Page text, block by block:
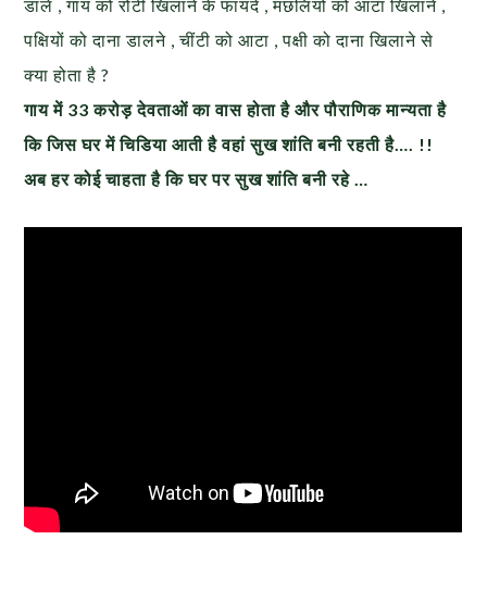
डालें , गाय को रोटी खिलाने के फायदे , मछलियों को आटा खिलाने ,
पक्षियों को दाना डालने , चींटी को आटा , पक्षी को दाना खिलाने से
क्या होता है ?
गाय में 33 करोड़ देवताओं का वास होता है और पौराणिक मान्यता है
कि जिस घर में चिडिया आती है वहां सुख शांति बनी रहती है…. !!
अब हर कोई चाहता है कि घर पर सुख शांति बनी रहे …